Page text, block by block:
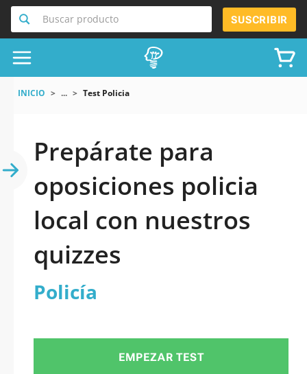
Buscar producto SUSCRIBIR
INICIO ... Test Policia
Prepárate para
oposiciones policia
local con nuestros
quizzes
Policía
EMPEZAR TEST